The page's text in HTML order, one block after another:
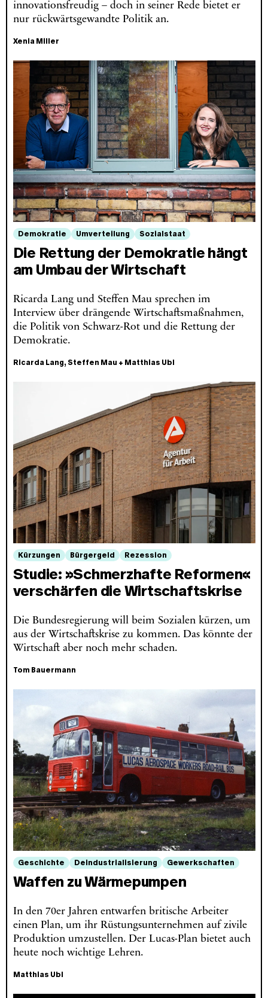
innovationsfreudig – doch in seiner Rede bietet er
nur rückwärtsgewandte Politik an.
Xenia Miller
Demokratie Umverteilung Sozialstaat
Die Rettung der Demokratie hängt
am Umbau der Wirtschaft
Ricarda Lang und Steffen Mau sprechen im
Interview über drängende Wirtschaftsmaßnahmen,
die Politik von Schwarz-Rot und die Rettung der
Demokratie.
Ricarda Lang, Steffen Mau + Matthias Ubl
Kürzungen Bürgergeld Rezession
Studie: »Schmerzhafte Reformen«
verschärfen die Wirtschaftskrise
Die Bundesregierung will beim Sozialen kürzen, um
aus der Wirtschaftskrise zu kommen. Das könnte der
Wirtschaft aber noch mehr schaden.
Tom Bauermann
Geschichte Deindustrialisierung Gewerkschaften
Waffen zu Wärmepumpen
In den 70er Jahren entwarfen britische Arbeiter
einen Plan, um ihr Rüstungsunternehmen auf zivile
Produktion umzustellen. Der Lucas-Plan bietet auch
heute noch wichtige Lehren.
Matthias Ubl